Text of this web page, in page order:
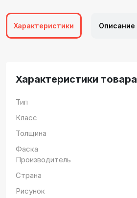
Характеристики Описание
Характеристики товара
Тип
Класс
Толщина
Фаска
Производитель
Страна
Рисунок